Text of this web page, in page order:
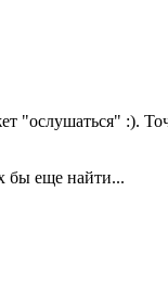
"ослушаться" :).
бы еще найти...